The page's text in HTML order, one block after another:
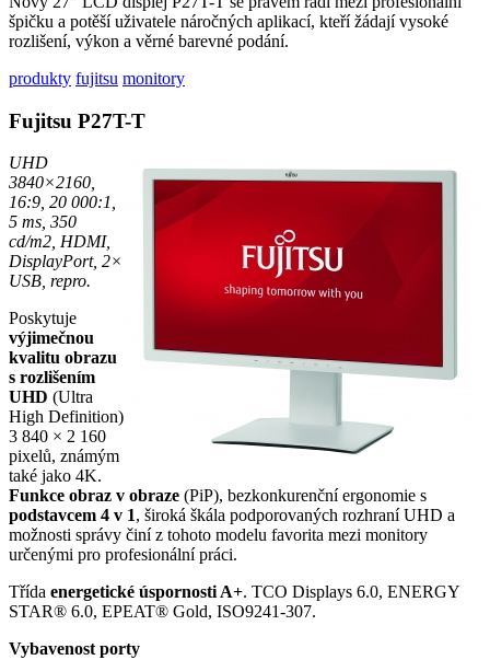
špičku a potěší uživatele náročných aplikací, kteří žádají vysoké
rozlišení, výkon a věrné barevné podání.
produkty fujitsu monitory
Fujitsu P27T-T
UHD
3840×2160,
16:9, 20 000:1,
5 ms, 350
cd/m2, HDMI,
DisplayPort, 2×
USB, repro.
Poskytuje
výjimečnou
kvalitu obrazu
s rozlišením
UHD (Ultra
High Definition)
3 840 × 2 160
pixelů, známým
také jako 4K.
Funkce obraz v obraze (PiP), bezkonkurenční ergonomie s
podstavcem 4 v 1, široká škála podporovaných rozhraní UHD a
možnosti správy činí z tohoto modelu favorita mezi monitory
určenými pro profesionální práci.
Třída energetické úspornosti A+. TCO Displays 6.0, ENERGY
STAR® 6.0, EPEAT® Gold, ISO9241-307.
Vybavenost porty